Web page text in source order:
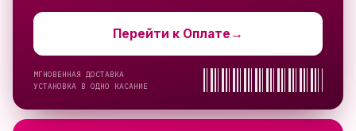
Перейти к Оплате →
МГНОВЕННАЯ ДОСТАВКА
УСТАНОВКА В ОДНО КАСАНИЕ